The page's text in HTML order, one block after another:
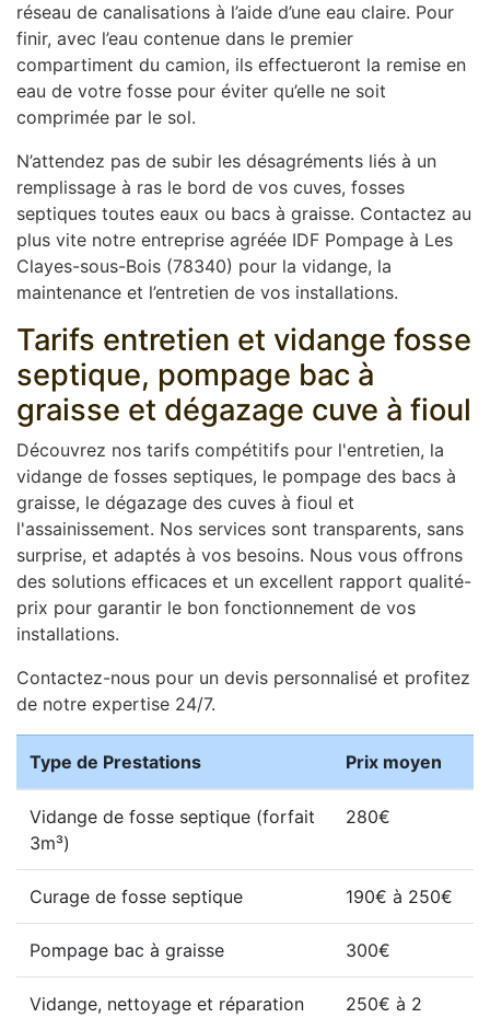
réseau de canalisations à l’aide d’une eau claire. Pour
finir, avec l’eau contenue dans le premier
compartiment du camion, ils effectueront la remise en
eau de votre fosse pour éviter qu’elle ne soit
comprimée par le sol.
N’attendez pas de subir les désagréments liés à un
remplissage à ras le bord de vos cuves, fosses
septiques toutes eaux ou bacs à graisse. Contactez au
plus vite notre entreprise agréée IDF Pompage à Les
Clayes-sous-Bois (78340) pour la vidange, la
maintenance et l’entretien de vos installations.
Tarifs entretien et vidange fosse
septique, pompage bac à
graisse et dégazage cuve à fioul
Découvrez nos tarifs compétitifs pour l'entretien, la
vidange de fosses septiques, le pompage des bacs à
graisse, le dégazage des cuves à fioul et
l'assainissement. Nos services sont transparents, sans
surprise, et adaptés à vos besoins. Nous vous offrons
des solutions efficaces et un excellent rapport qualité-
prix pour garantir le bon fonctionnement de vos
installations.
Contactez-nous pour un devis personnalisé et profitez
de notre expertise 24/7.
Type de Prestations Prix moyen
Vidange de fosse septique (forfait
3m³)
280€
Curage de fosse septique 190€ à 250€
Pompage bac à graisse 300€
Vidange, nettoyage et réparation
250€ à 2